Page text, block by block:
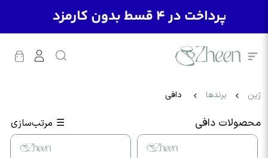
ژین برندها دافی
محصولات دافی ☰ مرتب‌سازی